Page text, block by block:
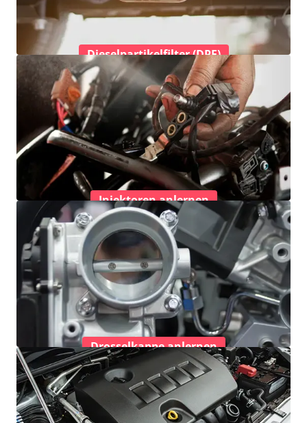
Dieselpartikelfilter (DPF)
Injektoren anlernen
Drosselkappe anlernen